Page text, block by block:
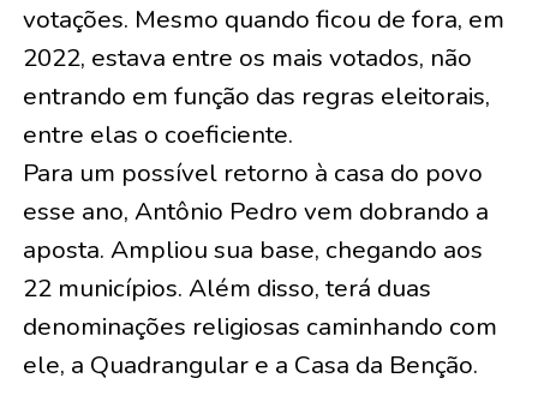
votações. Mesmo quando ficou de fora, em
2022, estava entre os mais votados, não
entrando em função das regras eleitorais,
entre elas o coeficiente.
Para um possível retorno à casa do povo
esse ano, Antônio Pedro vem dobrando a
aposta. Ampliou sua base, chegando aos
22 municípios. Além disso, terá duas
denominações religiosas caminhando com
ele, a Quadrangular e a Casa da Benção.